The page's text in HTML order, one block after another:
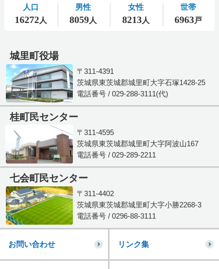
城里町役場
〒311-4391
茨城県東茨城郡城里町大字石塚1428-25
電話番号 / 029-288-3111(代)
桂町民センター
〒311-4595
茨城県東茨城郡城里町大字阿波山167
電話番号 / 029-289-2211
七会町民センター
〒311-4402
茨城県東茨城郡城里町大字小勝2268-3
電話番号 / 0296-88-3111
お問い合わせ リンク集